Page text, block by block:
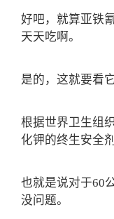
好吧，就算亚铁
天天吃啊。
是的，这就要看
根据世界卫生组
化钾的终生安全
也就是说对于60
没问题。